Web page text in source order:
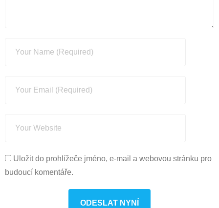
Uložit do prohlížeče jméno, e-mail a webovou stránku pro
budoucí komentáře.